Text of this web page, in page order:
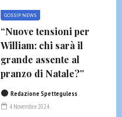
GOSSIP NEWS
“Nuove tensioni per
William: chi sarà il
grande assente al
pranzo di Natale?”
Redazione Spetteguless
4 Novembre 2024